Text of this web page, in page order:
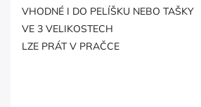
VHODNÉ I DO PELÍŠKU NEBO TAŠKY
VE 3 VELIKOSTECH
LZE PRÁT V PRAČCE